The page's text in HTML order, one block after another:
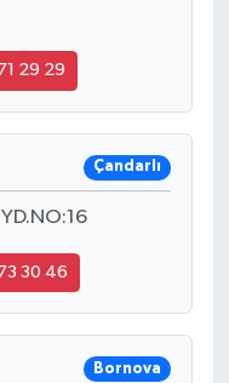
29 29
Çandarlı
30 46
Bornova